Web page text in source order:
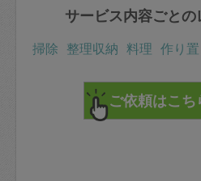
サービス内容ごと
掃除 整理収納 料理 作り置